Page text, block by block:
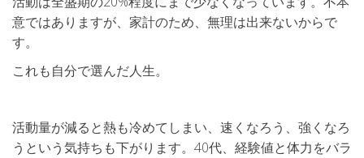
意ではありますが、家計のため、無理は出来ないからで
す。
これも自分で選んだ人生。
活動量が減ると熱も冷めてしまい、速くなろう、強くなろ
うという気持ちも下がります。40代、経験値と体力をバラ